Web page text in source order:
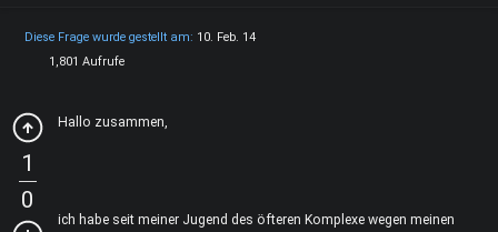
Diese Frage wurde gestellt am: 10. Feb. 14
1,801 Aufrufe
1
0
Hallo zusammen,
ich habe seit meiner Jugend des öfteren Komplexe wegen meinen